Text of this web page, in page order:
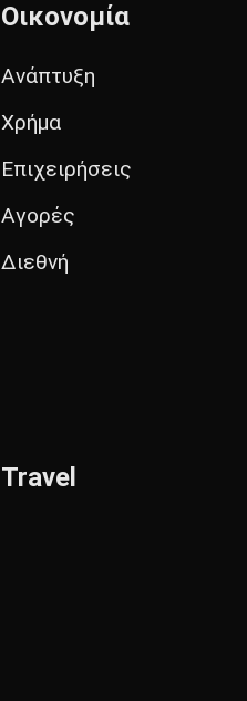
Οικονομία
Ανάπτυξη
Χρήμα
Επιχειρήσεις
Αγορές
Διεθνή
Travel